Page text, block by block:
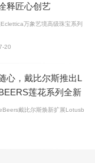
释匠心创艺
万象艺境高级珠宝系列
20
心，戴比尔斯推出L
莲花系列全新
戴比尔斯焕新扩展Lotusb